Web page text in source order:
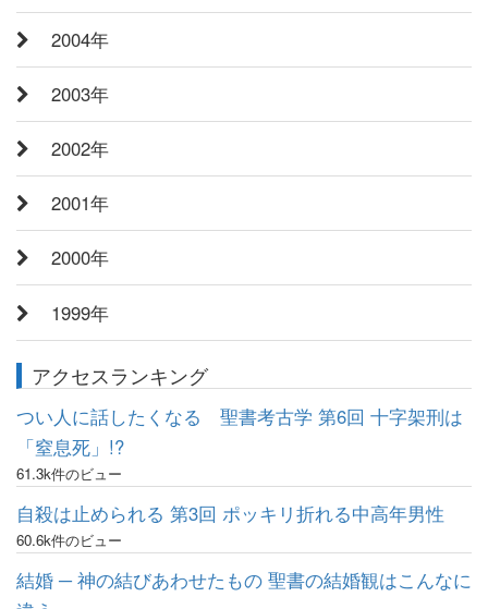
2004年
2003年
2002年
2001年
2000年
1999年
アクセスランキング
つい人に話したくなる 聖書考古学 第6回 十字架刑は
「窒息死」!?
61.3k件のビュー
自殺は止められる 第3回 ポッキリ折れる中高年男性
60.6k件のビュー
結婚 ─ 神の結びあわせたもの 聖書の結婚観はこんなに